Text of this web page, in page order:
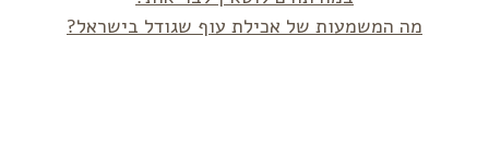
מה המשמעות של אכילת עוף שגודל בישראל?